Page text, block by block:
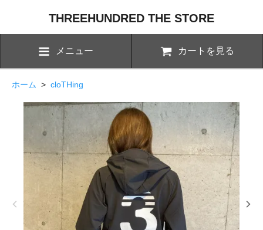
THREEHUNDRED THE STORE
メニュー カートを見る
ホーム > cloTHing